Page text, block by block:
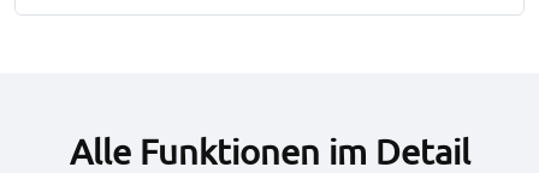
Alle Funktionen im Detail